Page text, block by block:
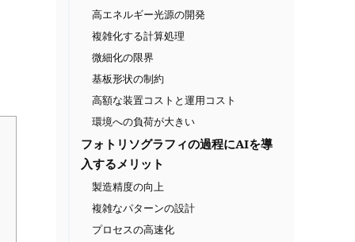
高エネルギー光源の開発
複雑化する計算処理
微細化の限界
基板形状の制約
高額な装置コストと運用コスト
環境への負荷が大きい
フォトリソグラフィの過程にAIを導
入するメリット
製造精度の向上
複雑なパターンの設計
プロセスの高速化